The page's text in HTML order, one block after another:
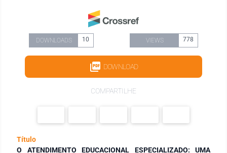
DOWNLOADS 10 VIEWS 778
DOWNLOAD
COMPARTILHE
Título
O ATENDIMENTO EDUCACIONAL ESPECIALIZADO: UMA